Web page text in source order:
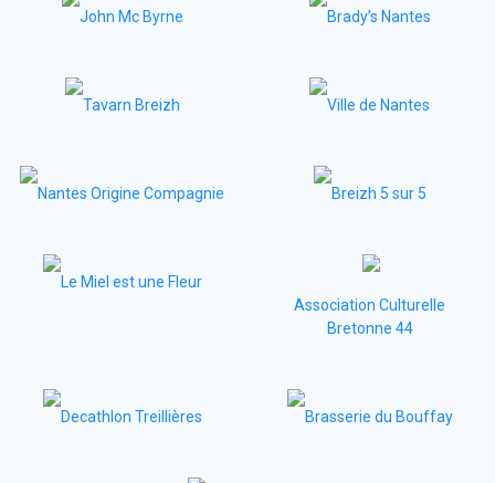
John Mc Byrne Brady’s Nantes
Tavarn Breizh Ville de Nantes
Nantes Origine Compagnie Breizh 5 sur 5
Le Miel est une Fleur
Association Culturelle
Bretonne 44
Decathlon Treillières Brasserie du Bouffay